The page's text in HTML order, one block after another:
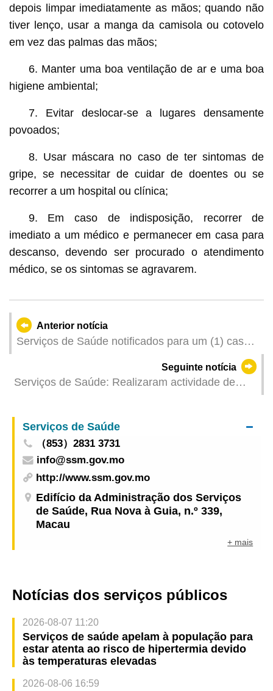
depois limpar imediatamente as mãos; quando não
tiver lenço, usar a manga da camisola ou cotovelo
em vez das palmas das mãos;
6. Manter uma boa ventilação de ar e uma boa
higiene ambiental;
7. Evitar deslocar-se a lugares densamente
povoados;
8. Usar máscara no caso de ter sintomas de
gripe, se necessitar de cuidar de doentes ou se
recorrer a um hospital ou clínica;
9. Em caso de indisposição, recorrer de
imediato a um médico e permanecer em casa para
descanso, devendo ser procurado o atendimento
médico, se os sintomas se agravarem.
Anterior notícia
Serviços de Saúde notificados para um (1) caso
Seguinte notícia
Serviços de Saúde: Realizaram actividade de
pessoas a participarem na doação de sangue e
assegurar o fornecimento suficiente de sangue
Serviços de Saúde
（853）2831 3731
info@ssm.gov.mo
http://www.ssm.gov.mo
Edifício da Administração dos Serviços
de Saúde, Rua Nova à Guia, n.º 339,
Macau
+ mais
Notícias dos serviços públicos
2026-08-07 11:20
Serviços de saúde apelam à população para
estar atenta ao risco de hipertermia devido
às temperaturas elevadas
2026-08-06 16:59